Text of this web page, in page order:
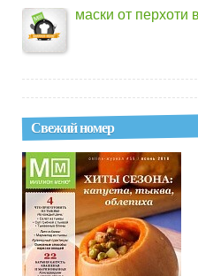
маски от перхоти
Свежий номер